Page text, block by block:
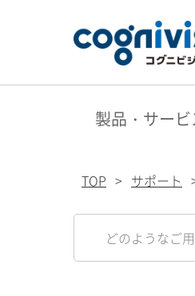
製品・サービ
TOP サポート